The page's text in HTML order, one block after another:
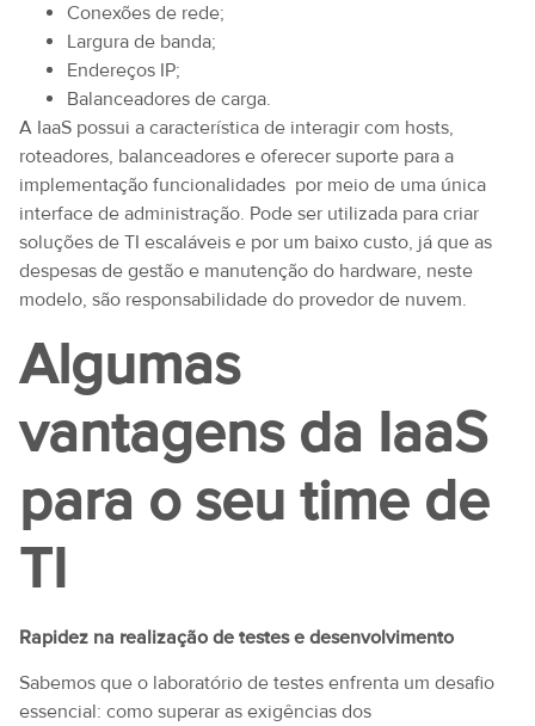
Conexões de rede;
Largura de banda;
Endereços IP;
Balanceadores de carga.
A IaaS possui a característica de interagir com hosts,
roteadores, balanceadores e oferecer suporte para a
implementação funcionalidades por meio de uma única
interface de administração. Pode ser utilizada para criar
soluções de TI escaláveis e por um baixo custo, já que as
despesas de gestão e manutenção do hardware, neste
modelo, são responsabilidade do provedor de nuvem.
Algumas
vantagens da IaaS
para o seu time de
TI
Rapidez na realização de testes e desenvolvimento
Sabemos que o laboratório de testes enfrenta um desafio
essencial: como superar as exigências dos